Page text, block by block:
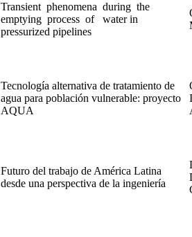
Transient phenomena during the
emptying process of water in
pressurized pipelines
Tecnología alternativa de tratamiento de
agua para población vulnerable: proyecto
AQUA
Futuro del trabajo de América Latina
desde una perspectiva de la ingeniería